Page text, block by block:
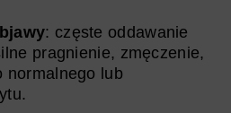
: częste oddawanie
pragnienie, zmęczenie,
normalnego lub